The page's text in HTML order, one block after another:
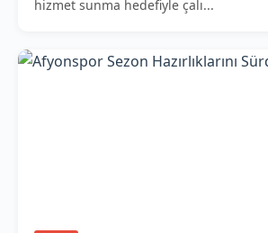
hizmet sunma hedefiyle çalı...